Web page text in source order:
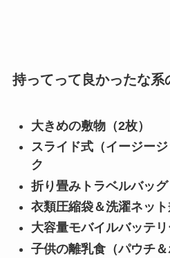
持ってって良かったな系
大きめの敷物（2枚）
スライド式（イージー
ク
折り畳みトラベルバッグ
衣類圧縮袋＆洗濯ネッ
大容量モバイルバッテリ
子供の離乳食（パウチ＆